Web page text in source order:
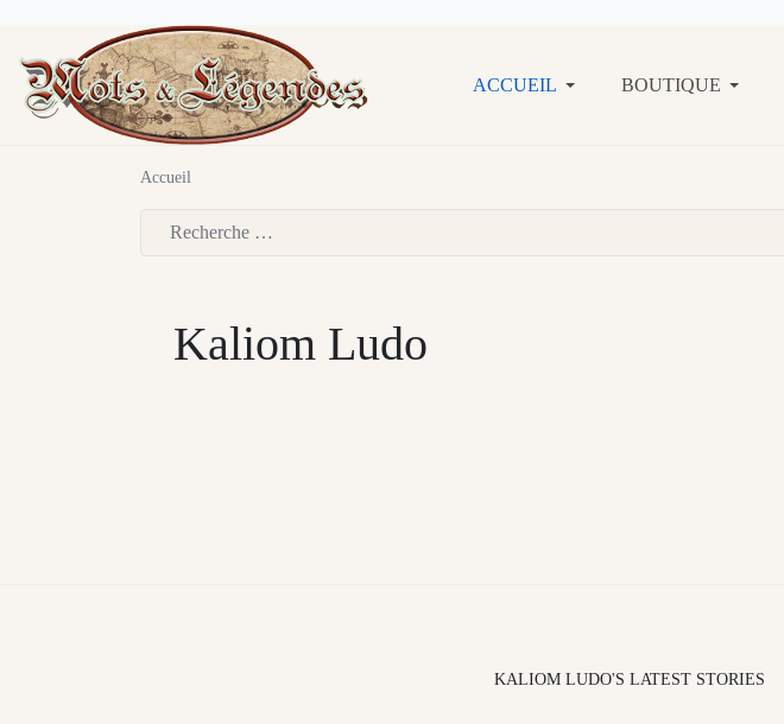
ACCUEIL BOUTIQUE
Accueil
Kaliom Ludo
KALIOM LUDO'S LATEST STORIES